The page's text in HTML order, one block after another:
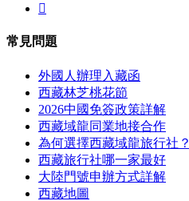

常見問題
外國人辦理入藏函
西藏林芝桃花節
2026中國免簽政策詳解
西藏域龍同業地接合作
為何選擇西藏域龍旅行社？
西藏旅行社哪一家最好
大陸門號申辦方式詳解
西藏地圖